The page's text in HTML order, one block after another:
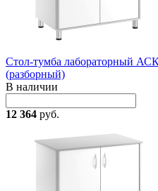
Стол-тумба лабораторный
(разборный)
В наличии
12 364 руб.